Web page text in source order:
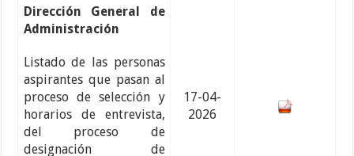
Dirección General de
Administración
Listado de las personas
aspirantes que pasan al
proceso de selección y
horarios de entrevista,
del proceso de
designación de
17-04-
2026